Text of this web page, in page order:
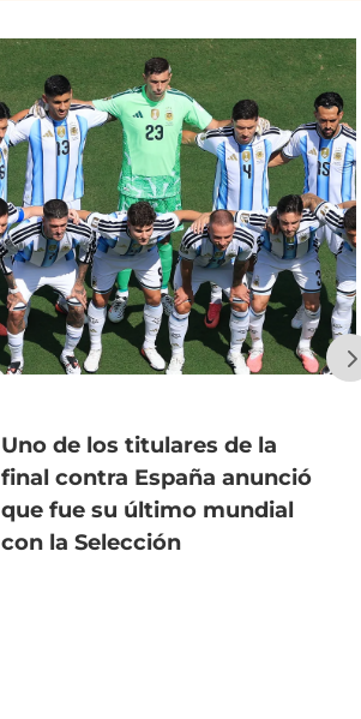
Uno de los titulares de la
final contra España anunció
que fue su último mundial
con la Selección